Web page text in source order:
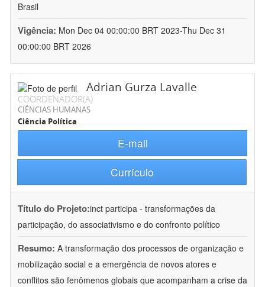
Brasil
Vigência: Mon Dec 04 00:00:00 BRT 2023-Thu Dec 31
00:00:00 BRT 2026
Adrian Gurza Lavalle
COORDENADOR(A)
CIÊNCIAS HUMANAS
Ciência Política
E-mail
Currículo
Título do Projeto:inct participa - transformações da
participação, do associativismo e do confronto político
Resumo: A transformação dos processos de organização e
mobilização social e a emergência de novos atores e
conflitos são fenômenos globais que acompanham a crise da